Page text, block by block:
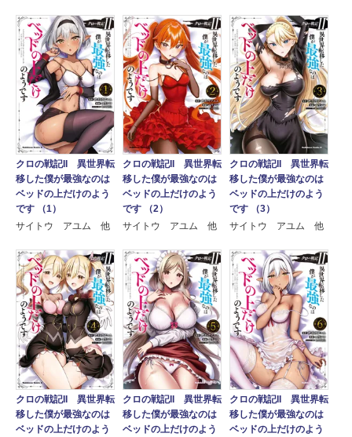
クロの戦記II 異世界転
移した僕が最強なのは
ベッドの上だけのよう
です （1）
サイトウ アユム 他
クロの戦記II 異世界転
移した僕が最強なのは
ベッドの上だけのよう
です （2）
サイトウ アユム 他
クロの戦記II 異世界転
移した僕が最強なのは
ベッドの上だけのよう
です （3）
サイトウ アユム 他
クロの戦記II 異世界転
移した僕が最強なのは
ベッドの上だけのよう
クロの戦記II 異世界転
移した僕が最強なのは
ベッドの上だけのよう
クロの戦記II 異世界転
移した僕が最強なのは
ベッドの上だけのよう